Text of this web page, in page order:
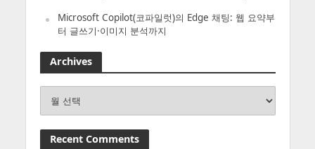
Microsoft Copilot(코파일럿)의 Edge 채팅: 웹 요약부
터 글쓰기·이미지 분석까지
Archives
Recent Comments